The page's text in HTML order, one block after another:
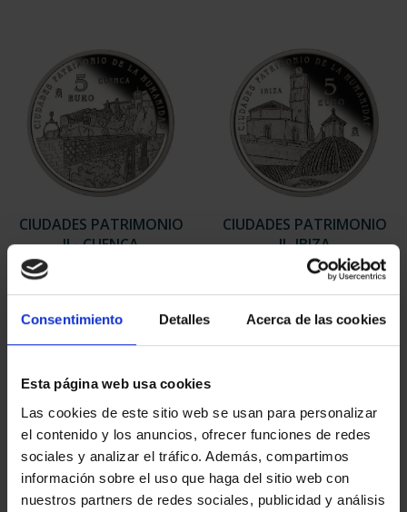
Consentimiento Detalles Acerca de las cookies
Esta página web usa cookies
Las cookies de este sitio web se usan para personalizar
el contenido y los anuncios, ofrecer funciones de redes
sociales y analizar el tráfico. Además, compartimos
información sobre el uso que haga del sitio web con
nuestros partners de redes sociales, publicidad y análisis
CIUDADES PATRIMONIO
II - CUENCA
CIUDADES PATRIMONIO
II- IBIZA
73,00 €